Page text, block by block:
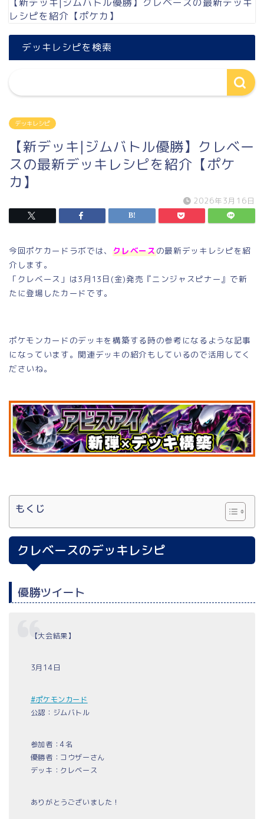
レシピを紹介【ポケカ】
デッキレシピを検索
デッキレシピ
【新デッキ|ジムバトル優勝】クレベー
スの最新デッキレシピを紹介【ポケ
カ】
2026年3月16日
今回ポケカードラボでは、クレベースの最新デッキレシピを紹
介します。
「クレベース」は3月13日(金)発売『ニンジャスピナー』で新
たに登場したカードです。
ポケモンカードのデッキを構築する時の参考になるような記事
になっています。関連デッキの紹介もしているので活用してく
ださいね。
もくじ
クレベースのデッキレシピ
優勝ツイート
【大会結果】
3月14日
#ポケモンカード
公認：ジムバトル
参加者：4名
優勝者：コウザーさん
デッキ：クレベース
ありがとうございました！